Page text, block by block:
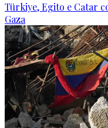
Türkiye, Egito e Catar
Gaza